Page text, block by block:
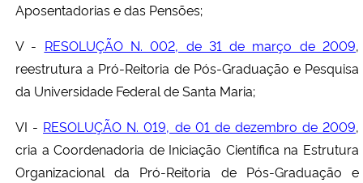
Aposentadorias e das Pensões;
V - RESOLUÇÃO N. 002, de 31 de março de 2009,
reestrutura a Pró-Reitoria de Pós-Graduação e Pesquisa
da Universidade Federal de Santa Maria;
VI - RESOLUÇÃO N. 019, de 01 de dezembro de 2009,
cria a Coordenadoria de Iniciação Científica na Estrutura
Organizacional da Pró-Reitoria de Pós-Graduação e